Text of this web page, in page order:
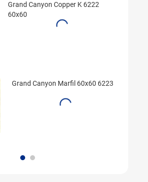
Grand Canyon Copper K 6222
60x60
Grand Canyon Marfil 60x60 6223